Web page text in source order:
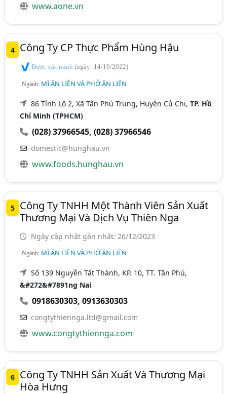
www.aone.vn
4 Công Ty CP Thực Phẩm Hùng Hậu
Được xác minh(ngày: 14/10/2022)
Ngành: MÌ ĂN LIỀN VÀ PHỞ ĂN LIỀN
86 Tỉnh Lộ 2, Xã Tân Phú Trung, Huyện Củ Chi,TP. Hồ
Chí Minh (TPHCM)
(028) 37966545,(028) 37966546
domestic@hunghau.vn
www.foods.hunghau.vn
5
Công Ty TNHH Một Thành Viên Sản Xuất
Thương Mại Và Dịch Vụ Thiên Nga
Ngày cập nhật gần nhất: 26/12/2023
Ngành: MÌ ĂN LIỀN VÀ PHỞ ĂN LIỀN
Số 139 Nguyễn Tất Thành, KP. 10, TT. Tân Phú,
&#272&#7891ng Nai
0918630303,0913630303
congtythiennga.ltd@gmail.com
www.congtythiennga.com
6
Công Ty TNHH Sản Xuất Và Thương Mại
Hòa Hưng